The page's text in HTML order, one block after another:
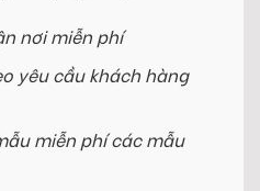
nơi miễn phí
yêu cầu khách hàng
miễn phí các mẫu